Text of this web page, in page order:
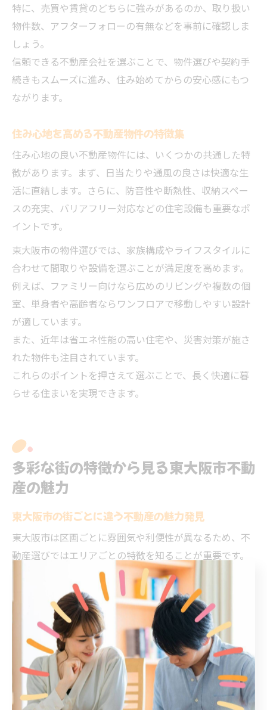
特に、売買や賃貸のどちらに強みがあるのか、取り扱い
物件数、アフターフォローの有無などを事前に確認しま
しょう。
信頼できる不動産会社を選ぶことで、物件選びや契約手
続きもスムーズに進み、住み始めてからの安心感にもつ
ながります。
住み心地を高める不動産物件の特徴集
住み心地の良い不動産物件には、いくつかの共通した特
徴があります。まず、日当たりや通風の良さは快適な生
活に直結します。さらに、防音性や断熱性、収納スペー
スの充実、バリアフリー対応などの住宅設備も重要なポ
イントです。
東大阪市の物件選びでは、家族構成やライフスタイルに
合わせて間取りや設備を選ぶことが満足度を高めます。
例えば、ファミリー向けなら広めのリビングや複数の個
室、単身者や高齢者ならワンフロアで移動しやすい設計
が適しています。
また、近年は省エネ性能の高い住宅や、災害対策が施さ
れた物件も注目されています。
これらのポイントを押さえて選ぶことで、長く快適に暮
らせる住まいを実現できます。
多彩な街の特徴から見る東大阪市不動
産の魅力
東大阪市の街ごとに違う不動産の魅力発見
東大阪市は区画ごとに雰囲気や利便性が異なるため、不
動産選びではエリアごとの特徴を知ることが重要です。
都市型の利便性を求めるなら近鉄奈良線沿線、静かな住
環境や子育て重視なら住宅街が点在するエリアが人気で
す。各街の魅力を知ることで、ライフスタイルに合った
物件を見つけやすくなります。
例えば、布施エリアは交通アクセスが良く、商業施設が
充実しているため単身者や共働き世帯に適しています。
一方、八戸ノ里や若江岩田周辺は公園や教育施設が多
く、ファミリー層に支持されています。人気エリアは家